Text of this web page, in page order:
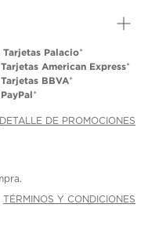
Tarjetas Palacio*
Tarjetas American Express*
Tarjetas BBVA*
PayPal*
DETALLE DE PROMOCIONES
TÉRMINOS Y CONDICIONES